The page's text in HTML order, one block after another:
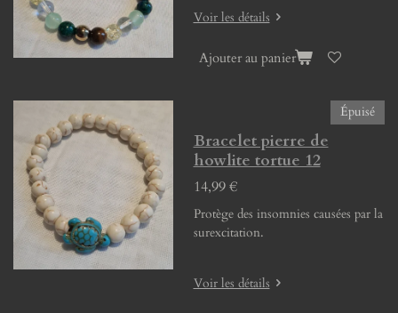
Voir les détails
Ajouter au panier
Épuisé
Bracelet pierre de
howlite tortue 12
14,99 €
Protège des insomnies causées par la
surexcitation.
Voir les détails